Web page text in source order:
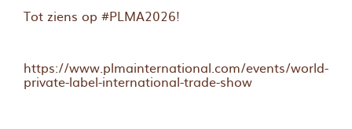
Tot ziens op #PLMA2026!
https://www.plmainternational.com/events/world-
private-label-international-trade-show